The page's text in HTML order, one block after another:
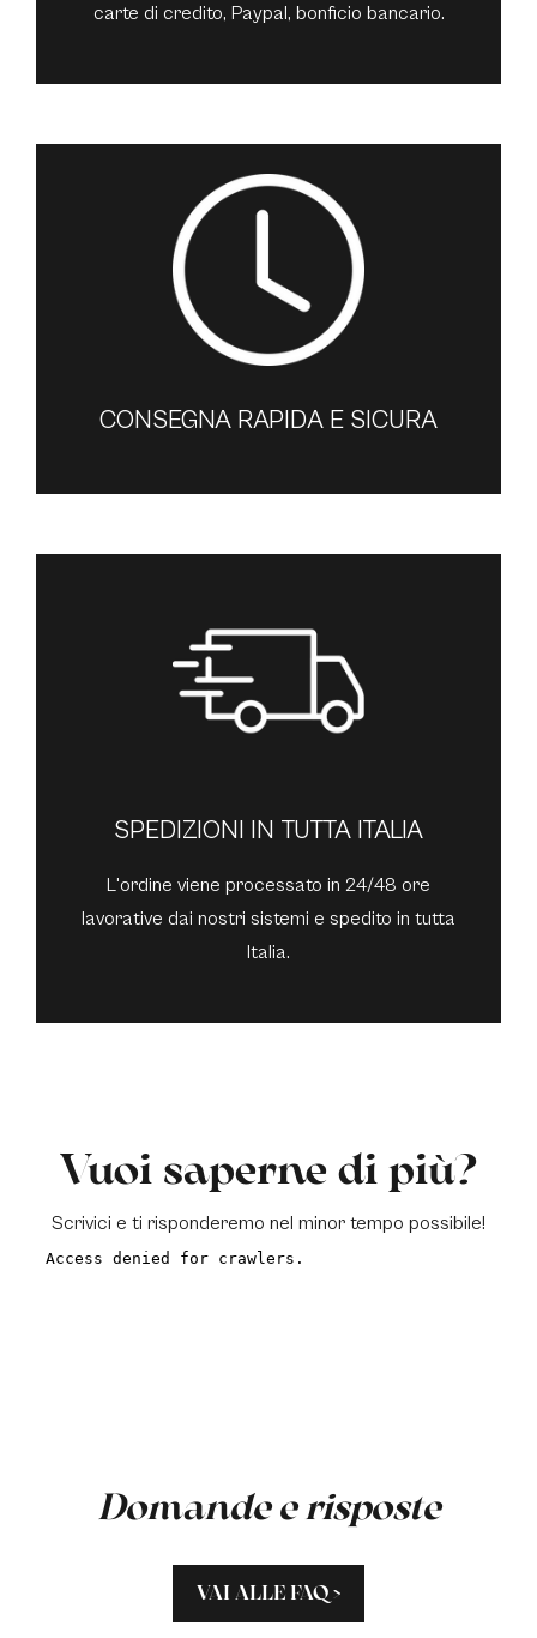
carte di credito, Paypal, bonficio bancario.
CONSEGNA RAPIDA E SICURA
SPEDIZIONI IN TUTTA ITALIA
L'ordine viene processato in 24/48 ore
lavorative dai nostri sistemi e spedito in tutta
Italia.
Vuoi saperne di più?
Scrivici e ti risponderemo nel minor tempo possibile!
Domande e risposte
VAI ALLE FAQ >